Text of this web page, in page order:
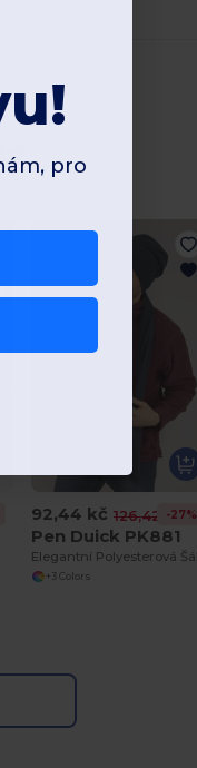
92,44 kč 126,42 kč-27%
Pen Duick PK881
+3 Colors
pro